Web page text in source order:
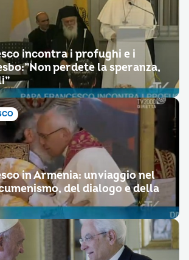
incontra i profughi e i
perdete la speranza,
in Armenia: un viaggio nel
del dialogo e della